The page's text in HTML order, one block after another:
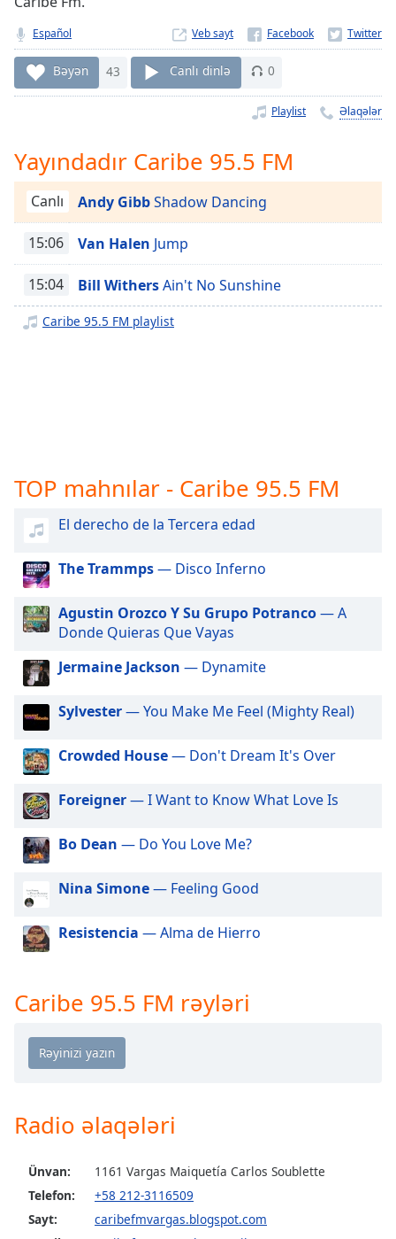
currently
live LIVE
Remaining
Time-
Rate
Chapters
Descriptions
off,
settings
subtitles
selected
Track
in-
Picture
This
modal
window.
dialog
window.
Escape
cancel
the
Opacity
Color
Español Veb sayt
Bəyən 43 Canlı dinlə 0
Playlist Əlaqələr
Yayındadır Caribe 95.5 FM
Canlı Andy GibbShadow Dancing
15:06 Van Halen Jump
15:04 Bill WithersAin't No Sunshine
Caribe 95.5 FM playlist
TOP mahnılar - Caribe 95.5 FM
El derecho de la Tercera edad
The Trammps— Disco Inferno
Agustin Orozco Y Su Grupo Potranco— A
Donde Quieras Que Vayas
Jermaine Jackson — Dynamite
Sylvester— You Make Me Feel (Mighty Real)
Crowded House— Don't Dream It's Over
Foreigner— I Want to Know What Love Is
Bo Dean — Do You Love Me?
Nina Simone— Feeling Good
Resistencia — Alma de Hierro
Caribe 95.5 FM rəyləri
Radio əlaqələri
Ünvan:
1161 Vargas Maiquetía Carlos Soublette
Telefon:
+58 212-3116509
Sayt:
caribefmvargas.blogspot.com